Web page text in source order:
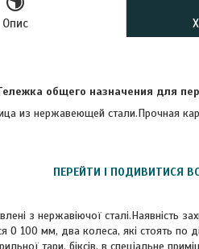
Опис
общего назначения для
из нержавеющей стали.Прочная
ПЕРЕЙТИ І ПОДИВИТИСЯ
з нержавіючої сталі.Наявність
O 100 мм, два колеса, які стоять по
тари, біксів, в спеціальне